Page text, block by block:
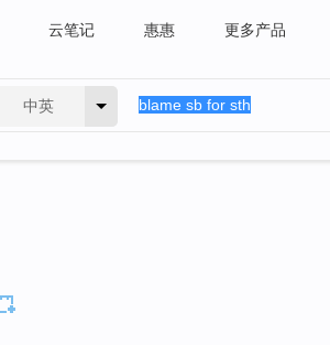
云笔记 惠惠 更多产品
中英